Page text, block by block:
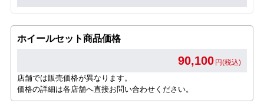
ホイールセット商品価格
90,100 円(税込)
店舗では販売価格が異なります。
価格の詳細は各店舗へ直接お問い合わせください。